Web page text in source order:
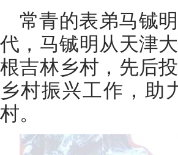
常青的表弟马铖
代，马铖明从天津
根吉林乡村，先后
乡村振兴工作，助
村。